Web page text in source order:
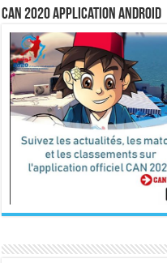
CAN 2020 Application Android